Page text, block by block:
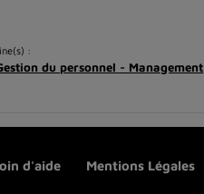
:
du personnel - Management
d'aide Mentions Légales